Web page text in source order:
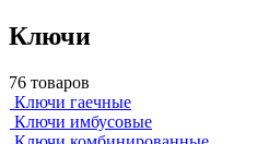
Ключи
76 товаров
Ключи гаечные
Ключи имбусовые